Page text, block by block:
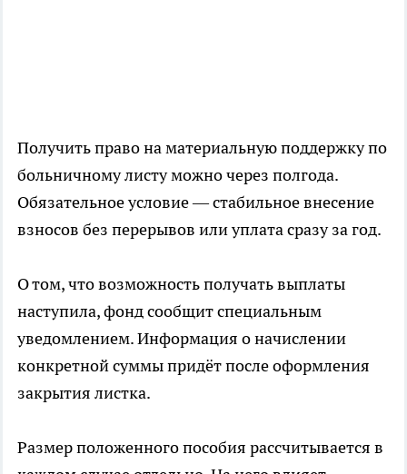
Получить право на материальную поддержку по
больничному листу можно через полгода.
Обязательное условие — стабильное внесение
взносов без перерывов или уплата сразу за год.
О том, что возможность получать выплаты
наступила, фонд сообщит специальным
уведомлением. Информация о начислении
конкретной суммы придёт после оформления
закрытия листка.
Размер положенного пособия рассчитывается в